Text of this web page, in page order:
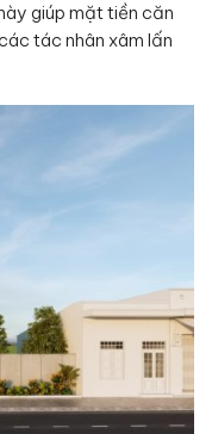
giúp mặt tiền căn
tác nhân xâm lấn